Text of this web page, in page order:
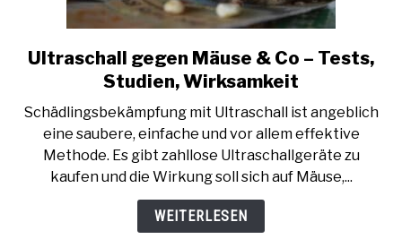
link
to
gegen
Mäuse
&
Co
–
Ultraschall gegen Mäuse & Co – Tests,
Studien, Wirksamkeit
Schädlingsbekämpfung mit Ultraschall ist angeblich
eine saubere, einfache und vor allem effektive
Methode. Es gibt zahllose Ultraschallgeräte zu
kaufen und die Wirkung soll sich auf Mäuse,...
WEITERLESEN